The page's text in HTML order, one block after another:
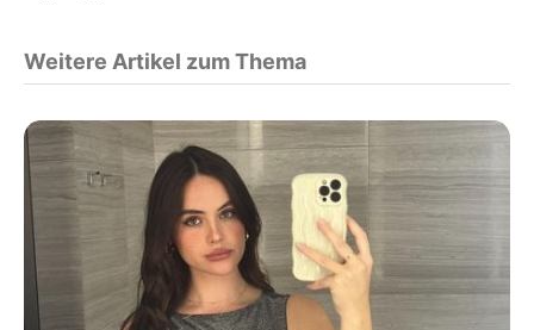
Weitere Artikel zum Thema